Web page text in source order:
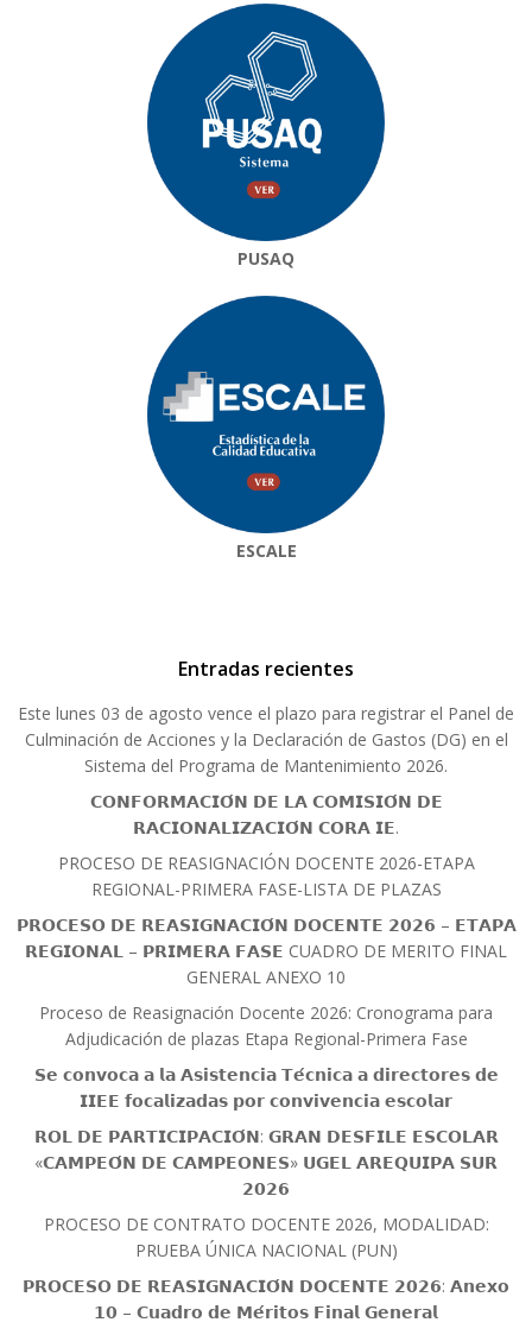
PUSAQ
ESCALE
Entradas recientes
Este lunes 03 de agosto vence el plazo para registrar el Panel de
Culminación de Acciones y la Declaración de Gastos (DG) en el
Sistema del Programa de Mantenimiento 2026.
𝗖𝗢𝗡𝗙𝗢𝗥𝗠𝗔𝗖𝗜𝗢́𝗡 𝗗𝗘 𝗟𝗔 𝗖𝗢𝗠𝗜𝗦𝗜𝗢́𝗡 𝗗𝗘
𝗥𝗔𝗖𝗜𝗢𝗡𝗔𝗟𝗜𝗭𝗔𝗖𝗜𝗢́𝗡 𝗖𝗢𝗥𝗔 𝗜𝗘.
PROCESO DE REASIGNACIÓN DOCENTE 2026-ETAPA
REGIONAL-PRIMERA FASE-LISTA DE PLAZAS
𝗣𝗥𝗢𝗖𝗘𝗦𝗢 𝗗𝗘 𝗥𝗘𝗔𝗦𝗜𝗚𝗡𝗔𝗖𝗜𝗢́𝗡 𝗗𝗢𝗖𝗘𝗡𝗧𝗘 𝟮𝟬𝟮𝟲 – 𝗘𝗧𝗔𝗣𝗔
𝗥𝗘𝗚𝗜𝗢𝗡𝗔𝗟 – 𝗣𝗥𝗜𝗠𝗘𝗥𝗔 𝗙𝗔𝗦𝗘 CUADRO DE MERITO FINAL
GENERAL ANEXO 10
Proceso de Reasignación Docente 2026: Cronograma para
Adjudicación de plazas Etapa Regional-Primera Fase
𝗦𝗲 𝗰𝗼𝗻𝘃𝗼𝗰𝗮 𝗮 𝗹𝗮 𝗔𝘀𝗶𝘀𝘁𝗲𝗻𝗰𝗶𝗮 𝗧𝗲́𝗰𝗻𝗶𝗰𝗮 𝗮 𝗱𝗶𝗿𝗲𝗰𝘁𝗼𝗿𝗲𝘀 𝗱𝗲
𝗜𝗜𝗘𝗘 𝗳𝗼𝗰𝗮𝗹𝗶𝘇𝗮𝗱𝗮𝘀 𝗽𝗼𝗿 𝗰𝗼𝗻𝘃𝗶𝘃𝗲𝗻𝗰𝗶𝗮 𝗲𝘀𝗰𝗼𝗹𝗮𝗿
𝗥𝗢𝗟 𝗗𝗘 𝗣𝗔𝗥𝗧𝗜𝗖𝗜𝗣𝗔𝗖𝗜𝗢́𝗡: 𝗚𝗥𝗔𝗡 𝗗𝗘𝗦𝗙𝗜𝗟𝗘 𝗘𝗦𝗖𝗢𝗟𝗔𝗥
«𝗖𝗔𝗠𝗣𝗘𝗢́𝗡 𝗗𝗘 𝗖𝗔𝗠𝗣𝗘𝗢𝗡𝗘𝗦» 𝗨𝗚𝗘𝗟 𝗔𝗥𝗘𝗤𝗨𝗜𝗣𝗔 𝗦𝗨𝗥
𝟮𝟬𝟮𝟲
PROCESO DE CONTRATO DOCENTE 2026, MODALIDAD:
PRUEBA ÚNICA NACIONAL (PUN)
𝗣𝗥𝗢𝗖𝗘𝗦𝗢 𝗗𝗘 𝗥𝗘𝗔𝗦𝗜𝗚𝗡𝗔𝗖𝗜𝗢́𝗡 𝗗𝗢𝗖𝗘𝗡𝗧𝗘 𝟮𝟬𝟮𝟲: 𝗔𝗻𝗲𝘅𝗼
𝟭𝟬 – 𝗖𝘂𝗮𝗱𝗿𝗼 𝗱𝗲 𝗠𝗲́𝗿𝗶𝘁𝗼𝘀 𝗙𝗶𝗻𝗮𝗹 𝗚𝗲𝗻𝗲𝗿𝗮𝗹